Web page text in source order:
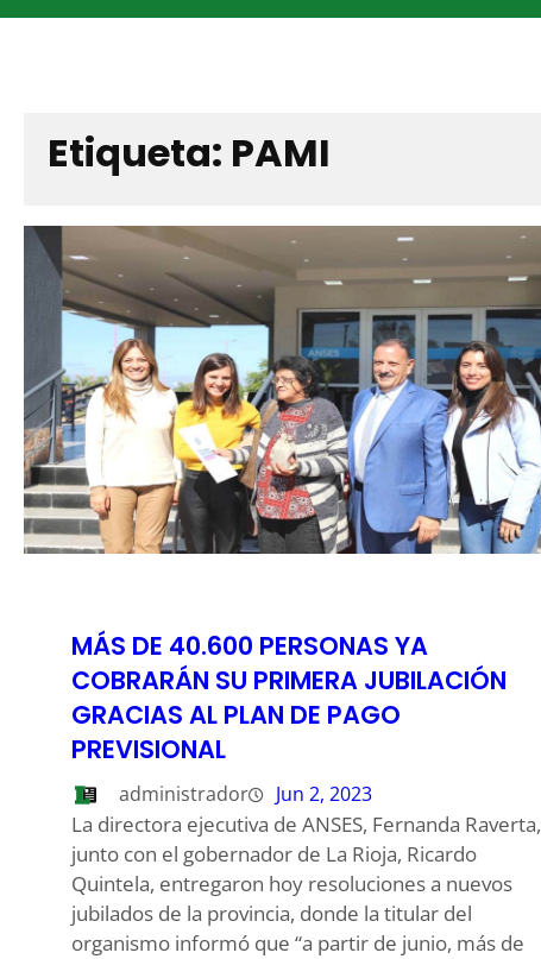
Etiqueta: PAMI
MÁS DE 40.600 PERSONAS YA
COBRARÁN SU PRIMERA JUBILACIÓN
GRACIAS AL PLAN DE PAGO
PREVISIONAL
administrador Jun 2, 2023
La directora ejecutiva de ANSES, Fernanda Raverta,
junto con el gobernador de La Rioja, Ricardo
Quintela, entregaron hoy resoluciones a nuevos
jubilados de la provincia, donde la titular del
organismo informó que “a partir de junio, más de